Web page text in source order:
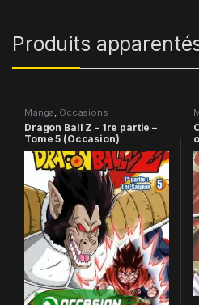
Produits
Manga, Occasions
Dragon Ball Z – 1re partie –
Tome 5 (Occasion)